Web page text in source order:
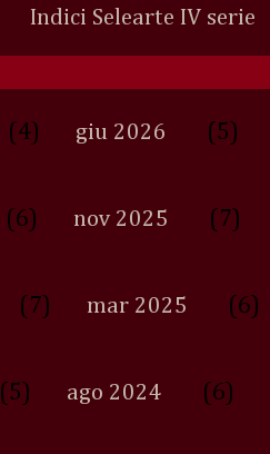
Indici Selearte IV serie
(4) giu 2026 (5)
(6) nov 2025 (7)
(7) mar 2025 (6)
(5) ago 2024 (6)